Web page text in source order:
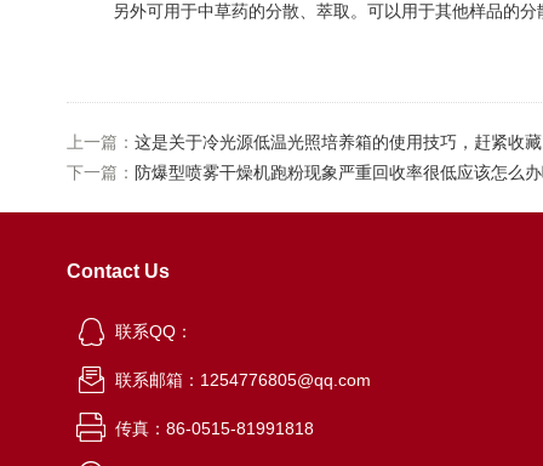
另外可用于中草药的分散、萃取。可以用于其他样品的分
上一篇： 这是关于冷光源低温光照培养箱的使用技巧，赶紧收藏
下一篇： 防爆型喷雾干燥机跑粉现象严重回收率很低应该怎么
Contact Us
联系QQ：
联系邮箱：1254776805@qq.com
传真：86-0515-81991818